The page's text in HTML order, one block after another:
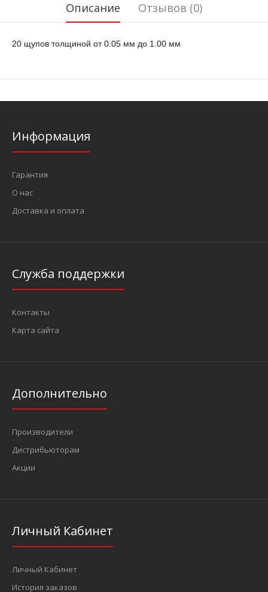
Описание Отзывов (0)
20 щупов толщиной от 0.05 мм до 1.00 мм
Информация
Гарантия
О нас
Доставка и оплата
Служба поддержки
Контакты
Карта сайта
Дополнительно
Производители
Дистрибьюторам
Акции
Личный Кабинет
Личный Кабинет
История заказов